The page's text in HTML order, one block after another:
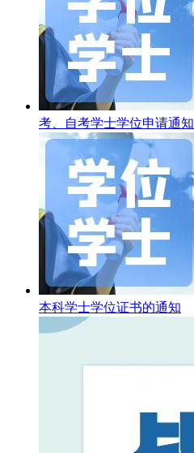
考、自考学士学位申请通知
本科学士学位证书的通知